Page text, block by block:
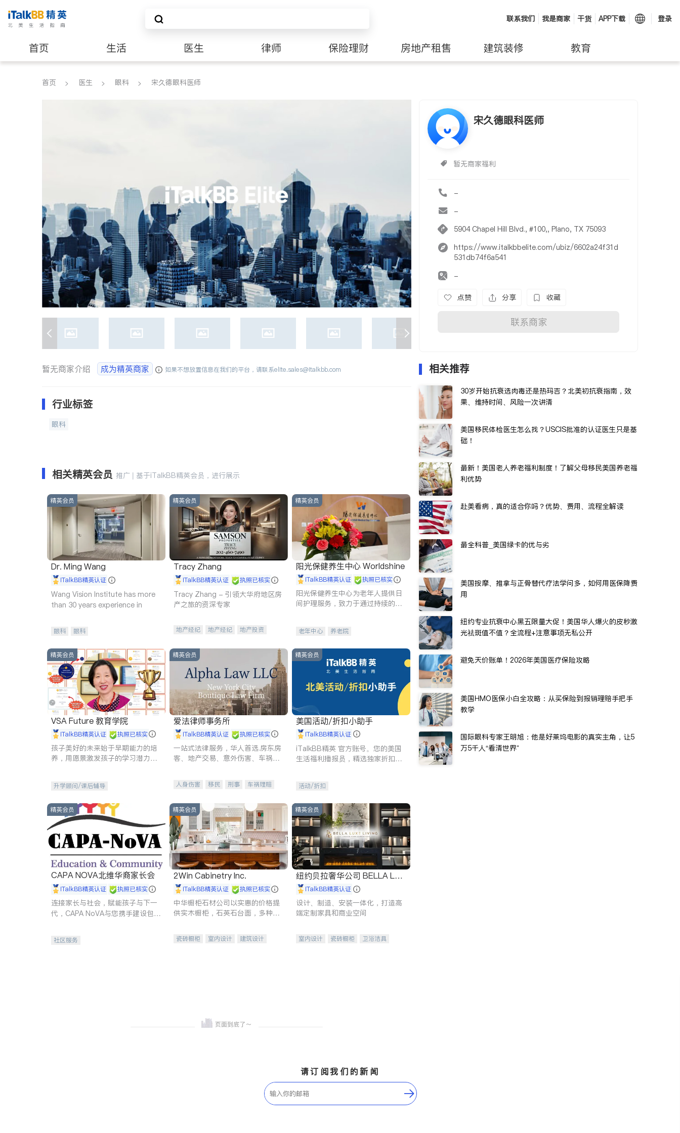
联系我们 我是商家 干货 APP下载 登录
首页 生活 医生 律师 保险理财 房地产租售 建筑装修 教育
养老 非盈利组织
首页 医生 眼科 宋久德眼科医师
宋久德眼科医师
暂无商家福利
-
-
5904 Chapel Hill Blvd., #100,, Plano, TX 75093
https://www.italkbbelite.com/ubiz/6602a24f31d
531db74f6a541
-
点赞 分享 收藏
联系商家
暂无商家介绍 成为精英商家 如果不想放置信息在我们的平台，请联系elite.sales@italkbb.com
行业标签
眼科
相关精英会员 推广 | 基于iTalkBB精英会员，进行展示
精英会员
Dr. Ming Wang
iTalkBB精英认证
Wang Vision Institute has more
than 30 years experience in
眼科 眼科
精英会员
Tracy Zhang
iTalkBB精英认证 执照已核实
Tracy Zhang - 引领大华府地区房
产之旅的资深专家
地产经纪 地产经纪
地产投资
精英会员
阳光保健养生中心 Worldshine
iTalkBB精英认证 执照已核实
阳光保健养生中心为老年人提供日
间护理服务，致力于通过持续的护
老年中心 养老院
精英会员
VSA Future 教育学院
iTalkBB精英认证 执照已核实
孩子美好的未来始于早期能力的培
养，用愿景激发孩子的学习潜力和
升学顾问/课后辅导
精英会员
爱法律师事务所
iTalkBB精英认证 执照已核实
一站式法律服务，华人首选.房东房
客、地产交易、意外伤害、车祸重
人身伤害 移民 刑事
车祸理赔
商标注册
索赔 律师-其它 保释
精英会员
美国活动/折扣小助手
iTalkBB精英认证
iTalkBB精英 官方账号。您的美国
生活福利播报员，精选独家折扣、
活动/折扣
精英会员
CAPA NOVA北维华裔家长会
iTalkBB精英认证 执照已核实
连接家长与社会，赋能孩子与下一
代，CAPA NoVA与您携手建设包
社区服务
精英会员
2Win Cabinetry Inc.
iTalkBB精英认证 执照已核实
中华橱柜石材公司以实惠的价格提
供实木橱柜，石英石台面，多种优
机。品质厨房，家的选择。
瓷砖橱柜 室内设计
建筑设计
精英会员
纽约贝拉奢华公司 BELLA LUX
E iTalkBB精英认证
设计、制造、安装一体化，打造高
端定制家具和商业空间
室内设计 瓷砖橱柜
卫浴洁具
相关推荐
30岁开始抗衰选肉毒还是热玛吉？北美初抗衰指南，效
果、维持时间、风险一次讲清
美国移民体检医生怎么找？USCIS批准的认证医生只是基
础！
最新！美国老人养老福利制度！了解父母移民美国养老福
利优势
赴美看病，真的适合你吗？优势、费用、流程全解读
最全科普_美国绿卡的优与劣
美国按摩、推拿与正骨替代疗法学问多，如何用医保降费
用
纽约专业抗衰中心黑五限量大促！美国华人爆火的皮秒激
光祛斑值不值？全流程+注意事项无私公开
避免天价账单！2026年美国医疗保险攻略
美国HMO医保小白全攻略：从买保险到报销理赔手把手
教学
国际眼科专家王明旭：他是好莱坞电影的真实主角，让5
万5千人“看清世界”
请订阅我们的新闻